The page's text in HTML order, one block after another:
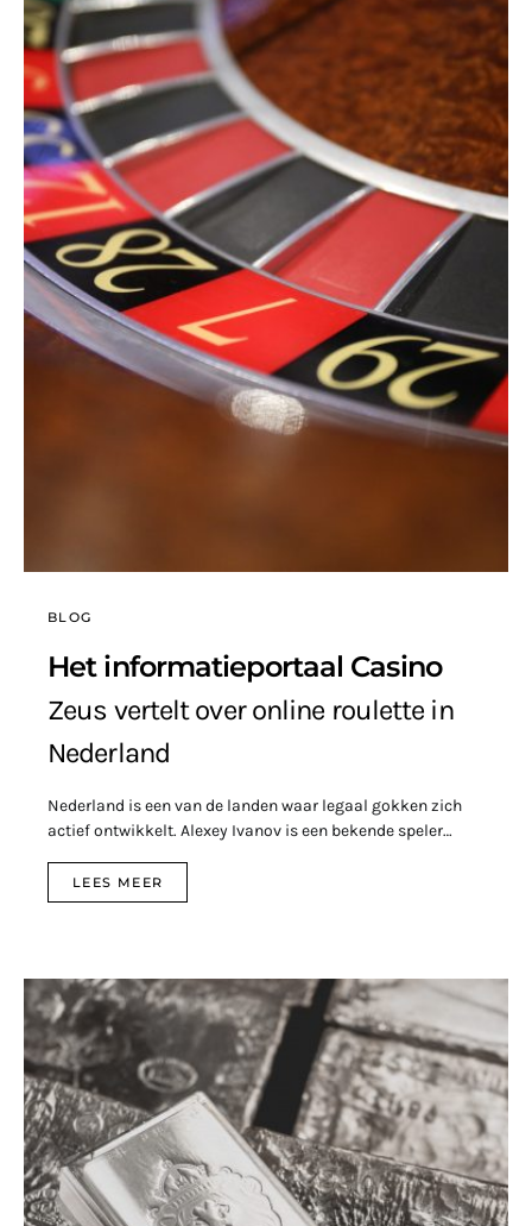
BLOG
Het informatieportaal Casino
Zeus vertelt over online roulette in
Nederland
Nederland is een van de landen waar legaal gokken zich
actief ontwikkelt. Alexey Ivanov is een bekende speler…
LEES MEER